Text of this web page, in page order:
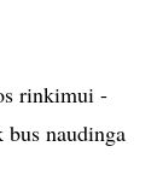
rinkimui -
naudinga